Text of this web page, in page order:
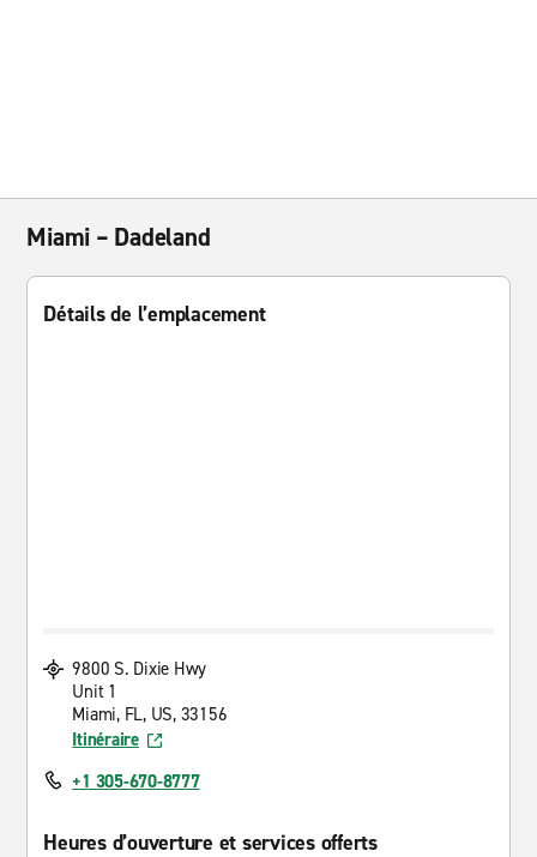
Miami – Dadeland
Détails de l’emplacement
9800 S. Dixie Hwy
Unit 1
Miami, FL, US, 33156
Itinéraire
+1 305-670-8777
Heures d’ouverture et services offerts